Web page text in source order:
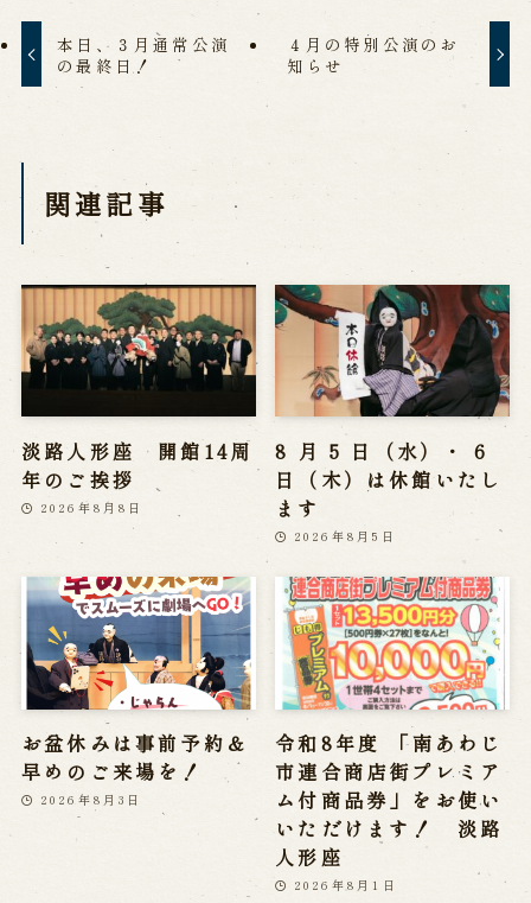
本日、３月通常公演
の最終日！
４月の特別公演のお
知らせ
関連記事
淡路人形座 開館14周
年のご挨拶
2026年8月8日
8 月 5 日（水）・ 6
日（木）は休館いたし
ます
2026年8月5日
お盆休みは事前予約＆
早めのご来場を！
2026年8月3日
令和8年度 「南あわじ
市連合商店街プレミア
ム付商品券」をお使い
いただけます！ 淡路
人形座
2026年8月1日